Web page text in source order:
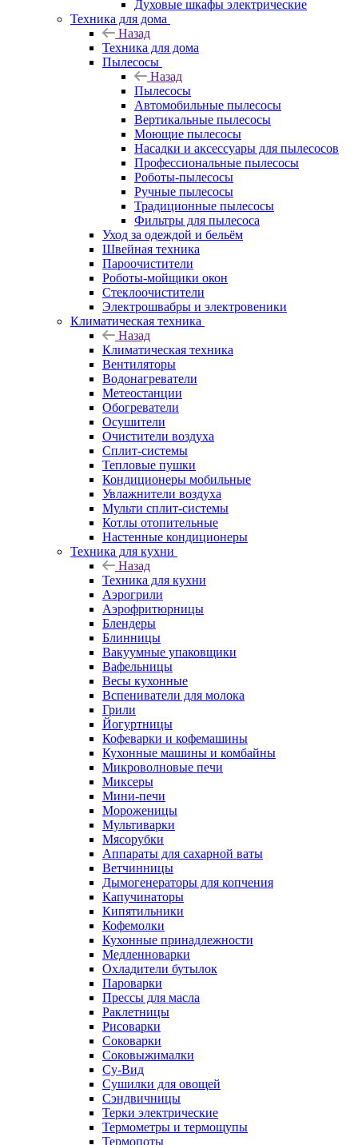
Духовые шкафы электрические
Техника для дома
Назад
Техника для дома
Пылесосы
Назад
Пылесосы
Автомобильные пылесосы
Вертикальные пылесосы
Моющие пылесосы
Насадки и аксессуары для пылесосов
Профессиональные пылесосы
Роботы-пылесосы
Ручные пылесосы
Традиционные пылесосы
Фильтры для пылесоса
Уход за одеждой и бельём
Швейная техника
Пароочистители
Роботы-мойщики окон
Стеклоочистители
Электрошвабры и электровеники
Климатическая техника
Назад
Климатическая техника
Вентиляторы
Водонагреватели
Метеостанции
Обогреватели
Осушители
Очистители воздуха
Сплит-системы
Тепловые пушки
Кондиционеры мобильные
Увлажнители воздуха
Мульти сплит-системы
Котлы отопительные
Настенные кондиционеры
Техника для кухни
Назад
Техника для кухни
Аэрогрили
Аэрофритюрницы
Блендеры
Блинницы
Вакуумные упаковщики
Вафельницы
Весы кухонные
Вспениватели для молока
Грили
Йогуртницы
Кофеварки и кофемашины
Кухонные машины и комбайны
Микроволновые печи
Миксеры
Мини-печи
Мороженицы
Мультиварки
Мясорубки
Аппараты для сахарной ваты
Ветчинницы
Дымогенераторы для копчения
Капучинаторы
Кипятильники
Кофемолки
Кухонные принадлежности
Медленноварки
Охладители бутылок
Пароварки
Прессы для масла
Раклетницы
Рисоварки
Соковарки
Соковыжималки
Су-Вид
Сушилки для овощей
Сэндвичницы
Терки электрические
Термометры и термощупы
Термопоты